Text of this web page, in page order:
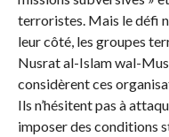
terroristes. Mais le défi
leur côté, les groupes
Nusrat al-Islam wal-
considèrent ces
Ils n’hésitent pas à
imposer des conditions